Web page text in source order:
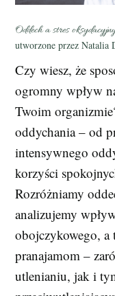
Oddech a stres
utworzone przezNatalia
Czy wiesz, że
ogromny wpływ
Twoim
oddychania – od
intensywnego
korzyści
Rozróżniamy
analizujemy
obojczykowego, a
pranajamom –
utlenianiu, jak i